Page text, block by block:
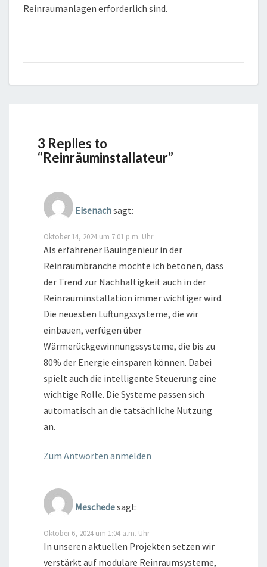
Reinraumanlagen erforderlich sind.
3 Replies to
“Reinräuminstallateur”
Eisenachsagt:
Oktober 14, 2024 um 7:01 p.m. Uhr
Als erfahrener Bauingenieur in der
Reinraumbranche möchte ich betonen, dass
der Trend zur Nachhaltigkeit auch in der
Reinrauminstallation immer wichtiger wird.
Die neuesten Lüftungssysteme, die wir
einbauen, verfügen über
Wärmerückgewinnungssysteme, die bis zu
80% der Energie einsparen können. Dabei
spielt auch die intelligente Steuerung eine
wichtige Rolle. Die Systeme passen sich
automatisch an die tatsächliche Nutzung
an.
Zum Antworten anmelden
Meschedesagt:
Oktober 6, 2024 um 1:04 a.m. Uhr
In unseren aktuellen Projekten setzen wir
verstärkt auf modulare Reinraumsysteme,